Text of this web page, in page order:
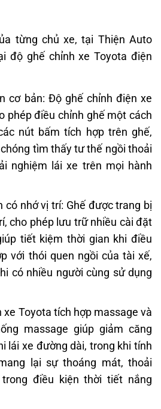
từng chủ xe, tại Thiện Auto
độ ghế chỉnh xe Toyota điện
cơ bản: Độ ghế chỉnh điện xe
phép điều chỉnh ghế một cách
nút bấm tích hợp trên ghế,
tìm thấy tư thế ngồi thoải
nghiệm lái xe trên mọi hành
có nhớ vị trí: Ghế được trang bị
cho phép lưu trữ nhiều cài đặt
tiết kiệm thời gian khi điều
với thói quen ngồi của tài xế,
có nhiều người cùng sử dụng
Toyota tích hợp massage và
massage giúp giảm căng
lái xe đường dài, trong khi tính
lại sự thoáng mát, thoải
điều kiện thời tiết nắng